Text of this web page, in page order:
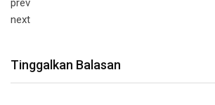
prev
next
Tinggalkan Balasan